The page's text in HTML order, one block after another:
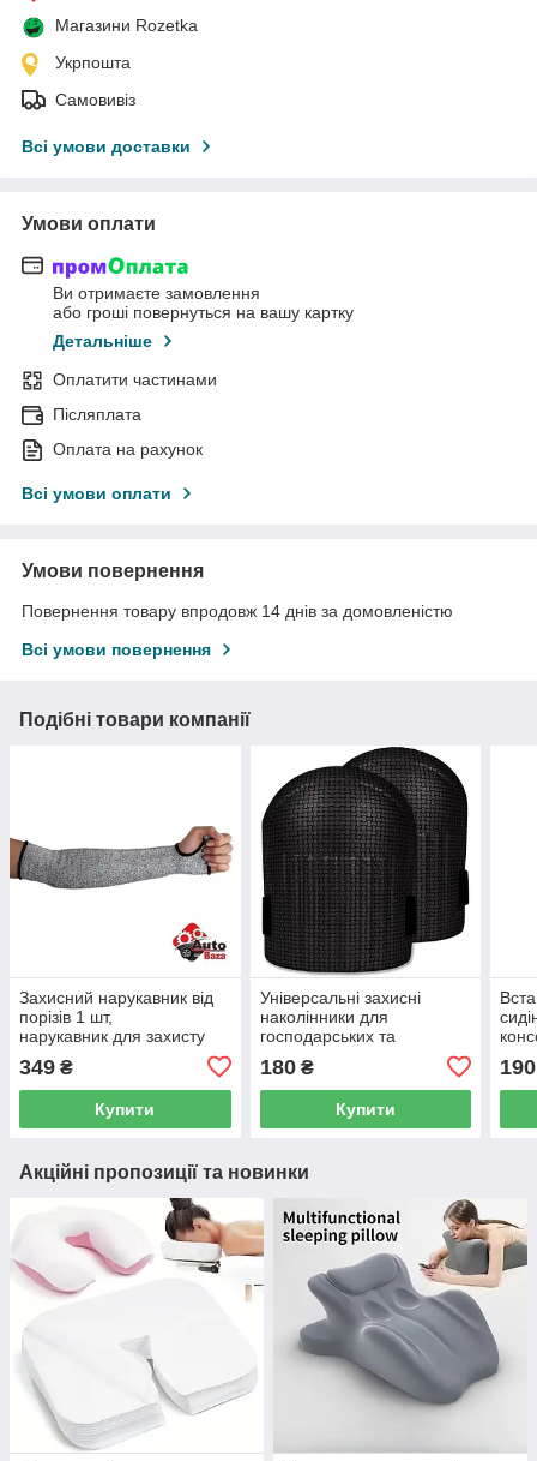
Магазини Rozetka
Укрпошта
Самовивіз
Всі умови доставки
Умови оплати
Ви отримаєте замовлення
або гроші повернуться на вашу картку
Детальніше
Оплатити частинами
Післяплата
Оплата на рахунок
Всі умови оплати
Умови повернення
Повернення товару впродовж 14 днів за домовленістю
Всі умови повернення
Подібні товари компанії
Захисний нарукавник від
порізів 1 шт,
нарукавник для захисту
опіків під час роботи
Довжина 45 см 1 штука
349 ₴
Купити
Універсальні захисні
наколінники для
господарських та
будівельних робіт 1 пара,
Наколінники для захисту
колін для робіт у саду
180₴
Купити
190
Акційні пропозиції та новинки